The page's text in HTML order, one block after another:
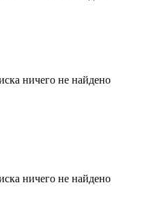
ничего не найдено
ничего не найдено